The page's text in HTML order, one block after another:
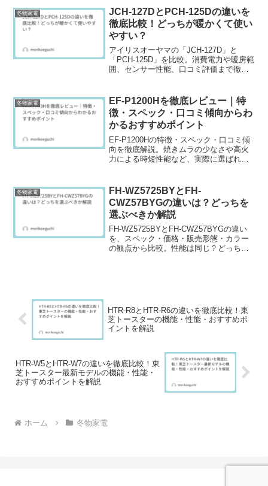
トで使いやすく、短時間で部屋を暖める
ことがで...
冬物家電
JCH-127DとPCH-125Dの違いを
徹底比較！どっちが暖かくて使い
やすい？
アイリスオーヤマの「JCH-127D」と
「PCH-125D」を比較。消費電力や暖房範
囲、センサー性能、口コミ評価まで徹底
冬物家電
EF-P1200Hを徹底レビュー｜特
徴・スペック・口コミ傾向からわ
かるおすすめポイント
EF-P1200Hの特徴・スペック・口コミ傾
向を徹底解説。焼きムラの少なさや高火
力による時短性能など、実際に選ばれて
おすすめかまで詳しく紹介。購入前の不
安を解消したい方に役立つ内容です。
冬物家電
FH-WZ5725BYとFH-
CWZ57BYGの違いは？どっちを
選ぶべきか解説
FH-WZ5725BYとFH-CWZ57BYGの違い
を、スペック・価格・販売形態・カラー
の観点から比較。性能は同じ？どっちが
HTR-R8とHTR-R6の違いを徹底比較！東
芝トースターの機能・性能・おすすめポ
イントを解説
HTR-W5とHTR-W7の違いを徹底比較！東
芝トースター最新モデルの機能・性能・
おすすめポイントを解説
ホーム 冬物家電